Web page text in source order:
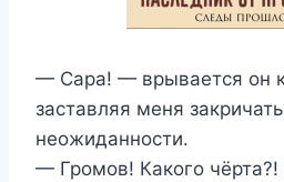
— Сара! — врывается он
заставляя меня
неожиданности.
— Громов! Какого чёрта?!